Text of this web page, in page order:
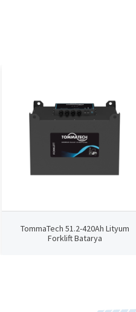
TommaTech 51.2-420Ah Lityum
Forklift Batarya